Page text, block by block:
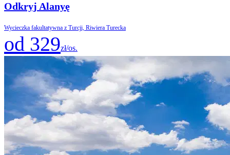
Odkryj Alanyę
Wycieczka fakultatywna z Turcji, Riwiera Turecka
od 329zł/os.